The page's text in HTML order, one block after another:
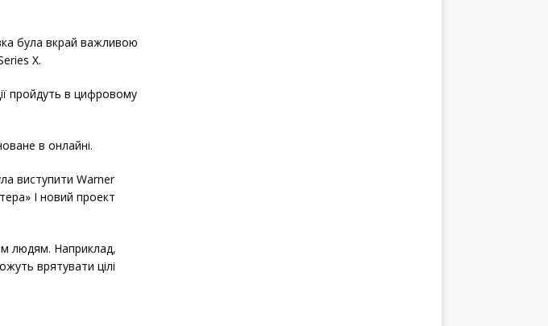
була вкрай важливою
X.
пройдуть в цифровому
в онлайні.
виступити Warner
І новий проект
людям. Наприклад,
врятувати цілі